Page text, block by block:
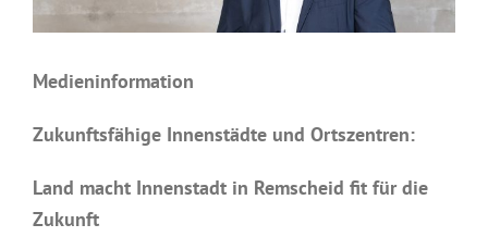
Medieninformation
Zukunftsfähige Innenstädte und Ortszentren:
Land macht Innenstadt in Remscheid fit für die
Zukunft